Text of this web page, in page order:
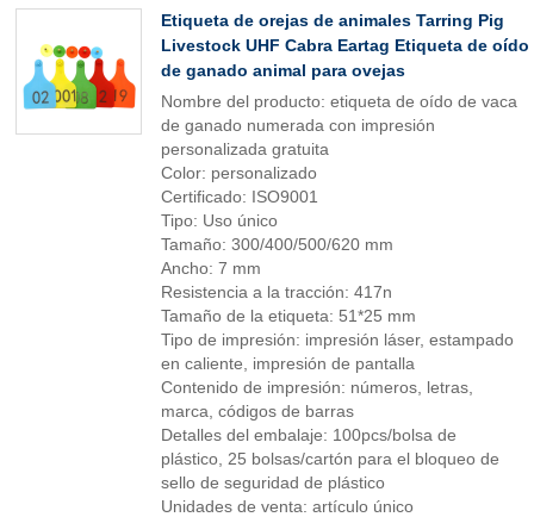
Etiqueta de orejas de animales Tarring Pig
Livestock UHF Cabra Eartag Etiqueta de oído
de ganado animal para ovejas
Nombre del producto: etiqueta de oído de vaca
de ganado numerada con impresión
personalizada gratuita
Color: personalizado
Certificado: ISO9001
Tipo: Uso único
Tamaño: 300/400/500/620 mm
Ancho: 7 mm
Resistencia a la tracción: 417n
Tamaño de la etiqueta: 51*25 mm
Tipo de impresión: impresión láser, estampado
en caliente, impresión de pantalla
Contenido de impresión: números, letras,
marca, códigos de barras
Detalles del embalaje: 100pcs/bolsa de
plástico, 25 bolsas/cartón para el bloqueo de
sello de seguridad de plástico
Unidades de venta: artículo único